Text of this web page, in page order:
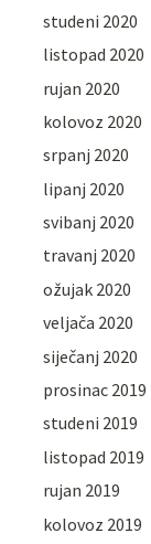
studeni 2020
listopad 2020
rujan 2020
kolovoz 2020
srpanj 2020
lipanj 2020
svibanj 2020
travanj 2020
ožujak 2020
veljača 2020
siječanj 2020
prosinac 2019
studeni 2019
listopad 2019
rujan 2019
kolovoz 2019